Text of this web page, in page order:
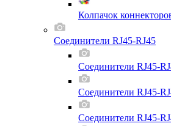
Колпачок
Соединители RJ45-RJ45
Соединители RJ45-
Соединители RJ45-
Соединители RJ45-